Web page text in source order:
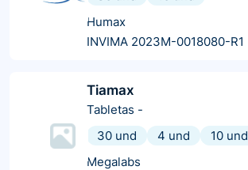
Humax
INVIMA 2023M-0018080-R1
Tiamax
Tabletas -
30 und
4 und
10 und
Megalabs